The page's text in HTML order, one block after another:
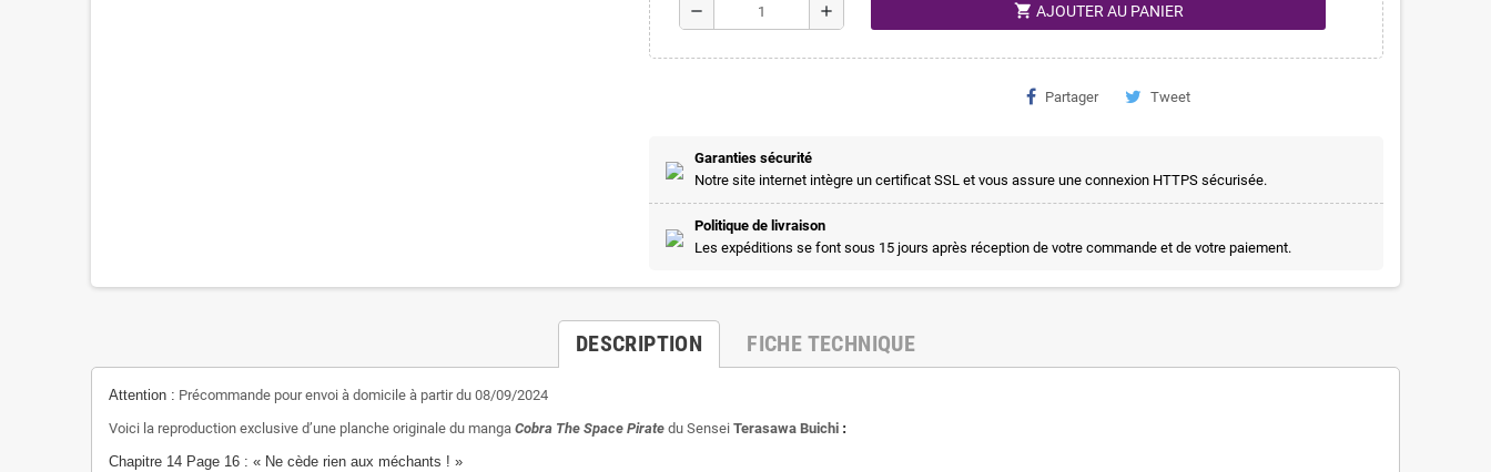
remove add shopping_cart AJOUTER AU PANIER
Partager Tweet
Garanties sécurité
Notre site internet intègre un certificat SSL et vous assure une connexion HTTPS sécurisée.
Politique de livraison
Les expéditions se font sous 15 jours après réception de votre commande et de votre paiement.
DESCRIPTION FICHE TECHNIQUE
Attention : Précommande pour envoi à domicile à partir du 08/09/2024
Voici la reproduction exclusive d’une planche originale du manga Cobra The Space Pirate du Sensei Terasawa Buichi :
Chapitre 14 Page 16 : « Ne cède rien aux méchants ! »